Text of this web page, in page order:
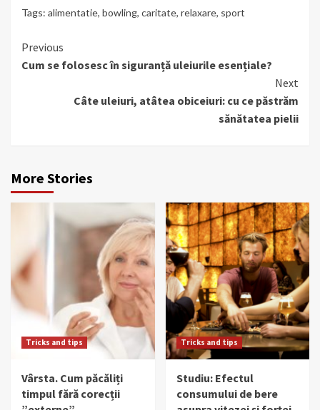
Tags: alimentatie, bowling, caritate, relaxare, sport
Continue
Reading
Previous
Cum se folosesc în siguranță uleiurile esențiale?
Next
Câte uleiuri, atâtea obiceiuri: cu ce păstrăm
sănătatea pielii
More Stories
Tricks and tips
Vârsta. Cum păcăliți
timpul fără corecții
Tricks and tips
Studiu: Efectul
consumului de bere